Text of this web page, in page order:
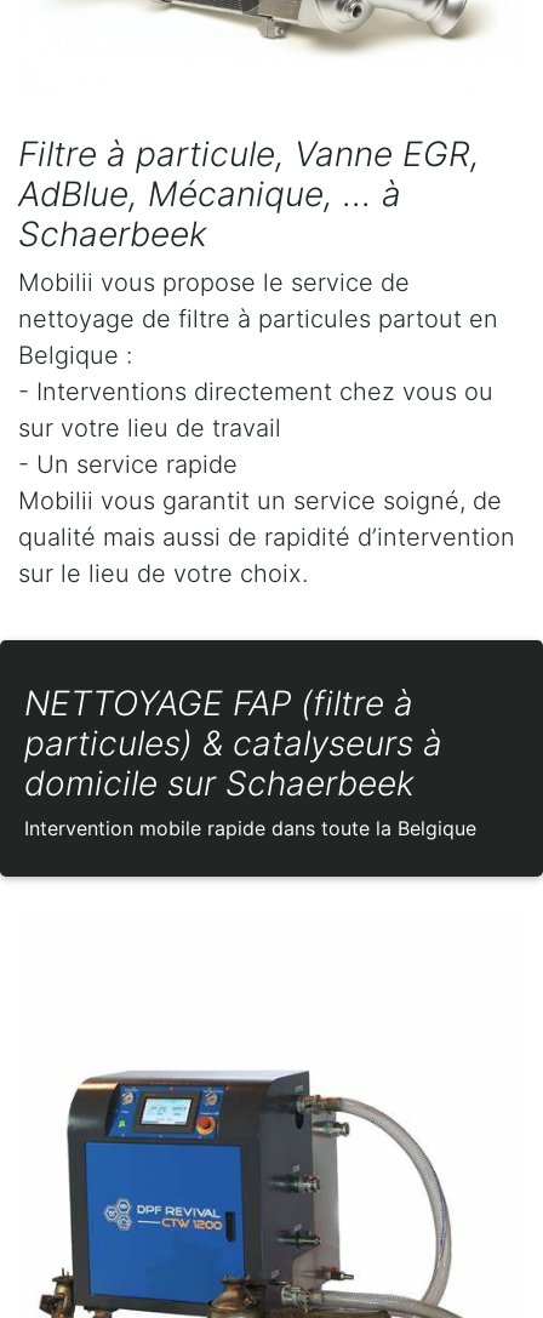
Filtre à particule, Vanne EGR,
AdBlue, Mécanique, ... à
Schaerbeek
Mobilii vous propose le service de
nettoyage de filtre à particules partout en
Belgique :
- Interventions directement chez vous ou
sur votre lieu de travail
- Un service rapide
Mobilii vous garantit un service soigné, de
qualité mais aussi de rapidité d’intervention
sur le lieu de votre choix.
NETTOYAGE FAP (filtre à
particules) & catalyseurs à
domicile sur Schaerbeek
Intervention mobile rapide dans toute la Belgique